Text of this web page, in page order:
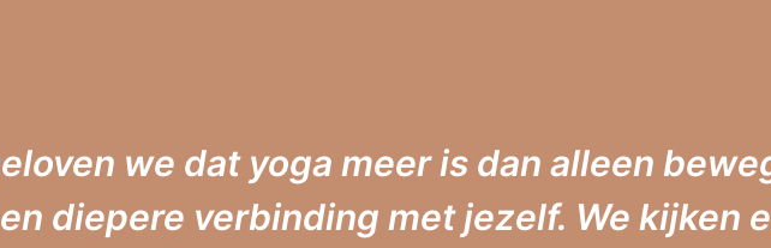
we dat yoga meer is dan alleen
diepere verbinding met jezelf. We kijken